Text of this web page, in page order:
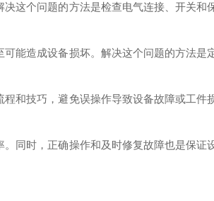
个问题的方法是检查电气连接、开关和
造成设备损坏。解决这个问题的方法是
技巧，避免误操作导致设备故障或工件
时，正确操作和及时修复故障也是保证